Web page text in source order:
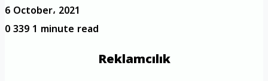
6 October، 2021
03391 minute read
Reklamcılık